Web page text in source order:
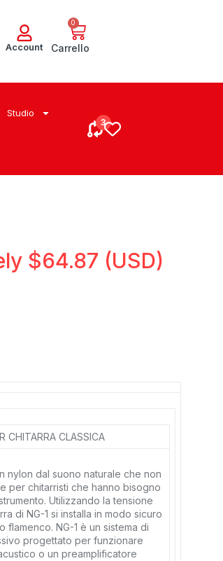
Account
0
Carrello
Studio
$64.87 (USD)
CHITARRA CLASSICA
nylon dal suono naturale che non
per chitarristi che hanno bisogno
Utilizzando la tensione
di NG-1 si installa in modo sicuro
flamenco. NG-1 è un sistema di
progettato per funzionare
o un preamplificatore